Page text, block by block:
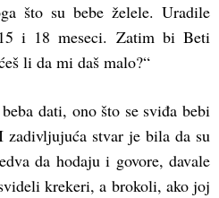
što su bebe želele. Uradile
i 18 meseci. Zatim bi Beti
li da mi daš malo?“
dati, ono što se sviđa bebi
stvar je bila da su
da hodaju i govore, davale
krekeri, a brokoli, ako joj